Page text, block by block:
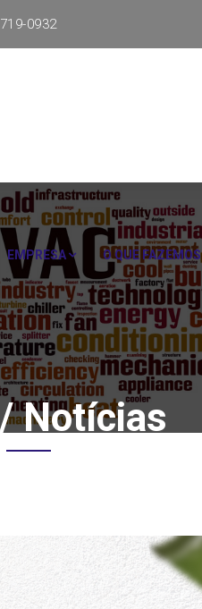
0932
EMPRESA O QUE FAZEMOS
Notícias